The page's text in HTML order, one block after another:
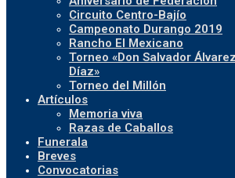
Circuito Centro-Bajío
Campeonato Durango 2019
Rancho El Mexicano
Torneo «Don Salvador Álvarez
Díaz»
Torneo del Millón
Artículos
Memoria viva
Razas de Caballos
Funerala
Breves
Convocatorias